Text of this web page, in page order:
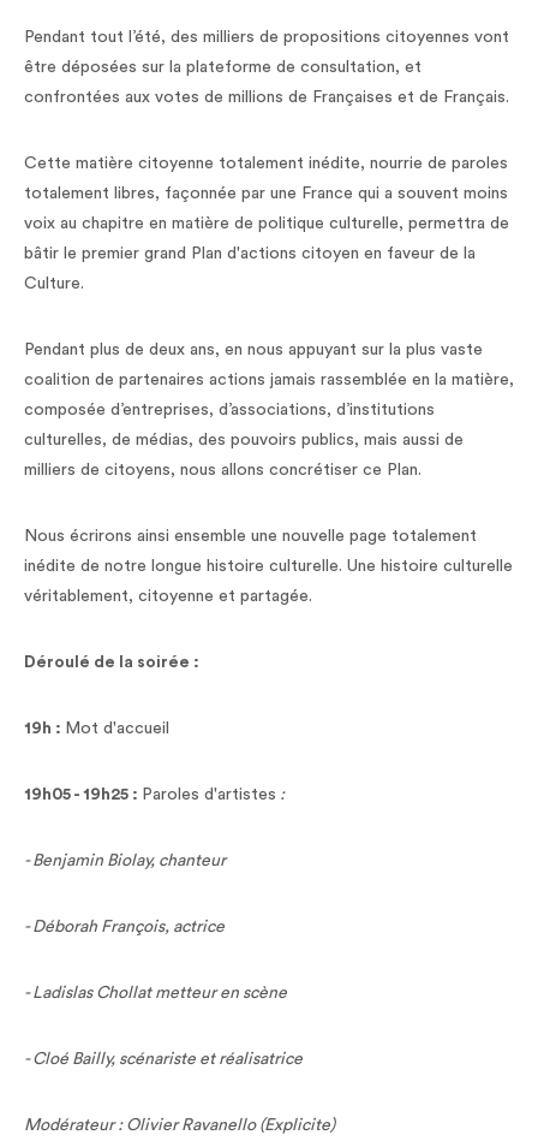
Pendant tout l’été, des milliers de propositions citoyennes vont
être déposées sur la plateforme de consultation, et
confrontées aux votes de millions de Françaises et de Français.
Cette matière citoyenne totalement inédite, nourrie de paroles
totalement libres, façonnée par une France qui a souvent moins
voix au chapitre en matière de politique culturelle, permettra de
bâtir le premier grand Plan d'actions citoyen en faveur de la
Culture.
Pendant plus de deux ans, en nous appuyant sur la plus vaste
coalition de partenaires actions jamais rassemblée en la matière,
composée d’entreprises, d’associations, d’institutions
culturelles, de médias, des pouvoirs publics, mais aussi de
milliers de citoyens, nous allons concrétiser ce Plan.
Nous écrirons ainsi ensemble une nouvelle page totalement
inédite de notre longue histoire culturelle. Une histoire culturelle
véritablement, citoyenne et partagée.
Déroulé de la soirée :
19h : Mot d'accueil
19h05 - 19h25 : Paroles d'artistes :
- Benjamin Biolay, chanteur
- Déborah François, actrice
- Ladislas Chollat metteur en scène
- Cloé Bailly, scénariste et réalisatrice
Modérateur : Olivier Ravanello (Explicite)